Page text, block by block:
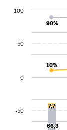
7,7
7,7
66,3
66,3
90%
90%
10%
10%
-50
0
50
100